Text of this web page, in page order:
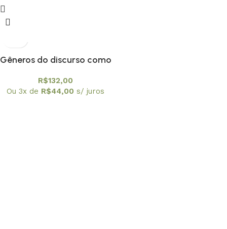
Gêneros do discurso como
significados em aulas de
R$132,00
Ou 3x de R$44,00 s/ juros